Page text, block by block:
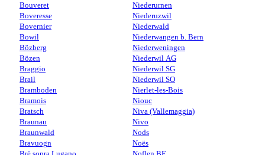
Bouveret
Boveresse
Bovernier
Bowil
Bözberg
Bözen
Braggio
Brail
Bramboden
Bramois
Bratsch
Braunau
Braunwald
Bravuogn
Niederurnen
Niederuzwil
Niederwald
Niederwangen b. Bern
Niederweningen
Niederwil AG
Niederwil SG
Niederwil SO
Nierlet-les-Bois
Niouc
Niva (Vallemaggia)
Nivo
Nods
Noës